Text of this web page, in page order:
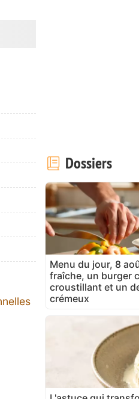
Dossiers
Menu du jour, 8
fraîche, un burger
croustillant et un
crémeux